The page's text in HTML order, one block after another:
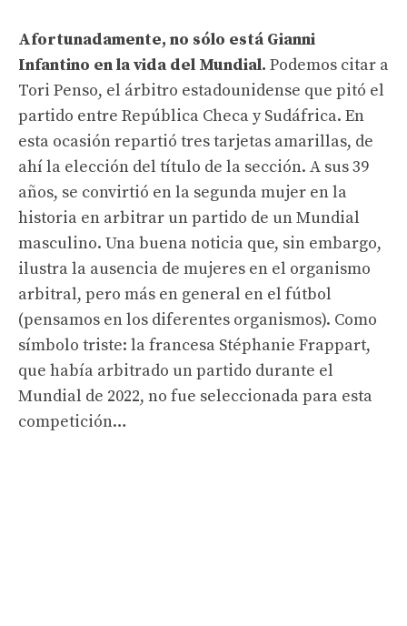
Afortunadamente, no sólo está Gianni
Infantino en la vida del Mundial. Podemos citar a
Tori Penso, el árbitro estadounidense que pitó el
partido entre República Checa y Sudáfrica. En
esta ocasión repartió tres tarjetas amarillas, de
ahí la elección del título de la sección. A sus 39
años, se convirtió en la segunda mujer en la
historia en arbitrar un partido de un Mundial
masculino. Una buena noticia que, sin embargo,
ilustra la ausencia de mujeres en el organismo
arbitral, pero más en general en el fútbol
(pensamos en los diferentes organismos). Como
símbolo triste: la francesa Stéphanie Frappart,
que había arbitrado un partido durante el
Mundial de 2022, no fue seleccionada para esta
competición…